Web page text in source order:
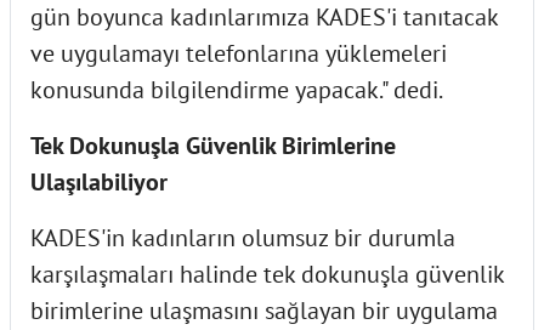
gün boyunca kadınlarımıza KADES'i tanıtacak
ve uygulamayı telefonlarına yüklemeleri
konusunda bilgilendirme yapacak." dedi.
Tek Dokunuşla Güvenlik Birimlerine
Ulaşılabiliyor
KADES'in kadınların olumsuz bir durumla
karşılaşmaları halinde tek dokunuşla güvenlik
birimlerine ulaşmasını sağlayan bir uygulama